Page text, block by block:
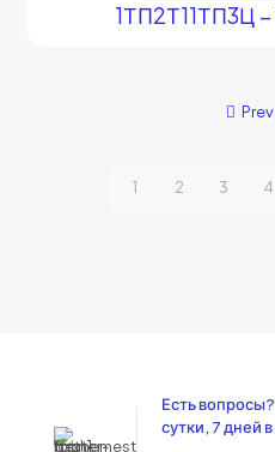
1ТП2Т11ТП3Ц
1 2 3 4
Есть
сутки, 7 дней